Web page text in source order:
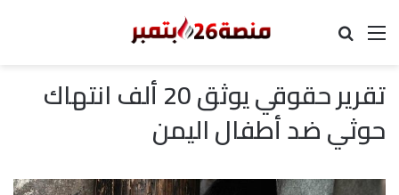
القائمة
تقرير حقوقي يوثق 20 ألف انتهاك
حوثي ضد أطفال اليمن